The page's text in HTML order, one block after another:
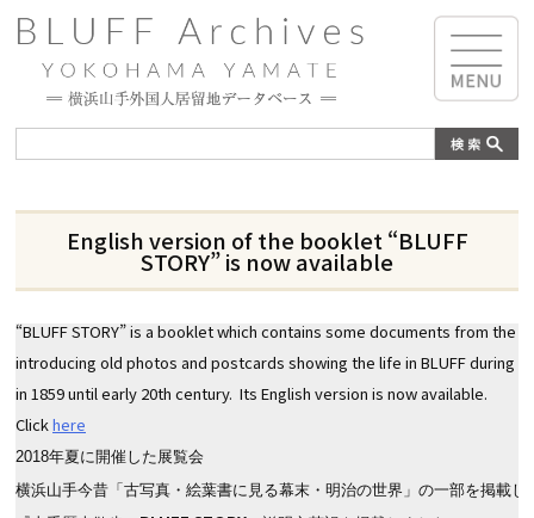
English version of the booklet “BLUFF
STORY” is now available
“BLUFF STORY” is a booklet which contains some documents from the
introducing old photos and postcards showing the life in BLUFF during
in 1859 until early 20th century.  Its English version is now available.
Click here
2018年夏に開催した展覧会
横浜山手今昔「古写真・絵葉書に見る幕末・明治の世界」の一部を掲載し